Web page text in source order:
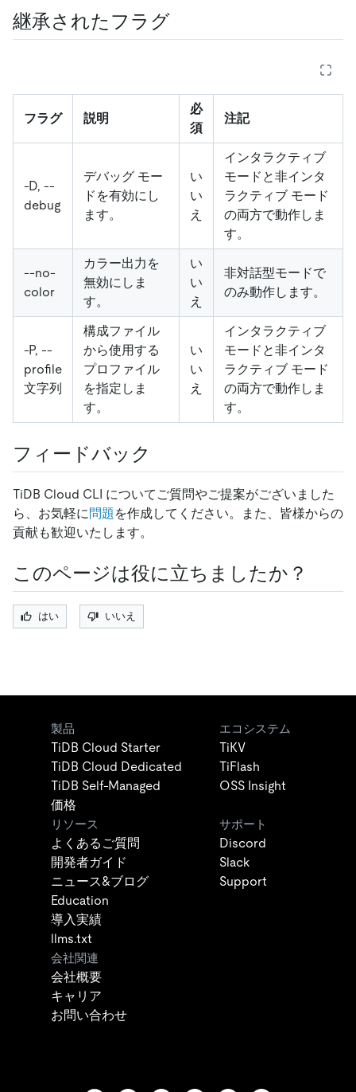
継承されたフラグ
フラグ 説明
必
須
注記
-D, --
debug
デバッグ モー
ドを有効にし
ます。
い
い
え
インタラクティブ
モードと非インタ
ラクティブ モード
の両方で動作しま
す。
--no-
color
カラー出力を
無効にしま
す。
い
い
え
非対話型モードで
のみ動作します。
-P, --
profile
文字列
構成ファイル
から使用する
プロファイル
を指定しま
す。
い
い
え
インタラクティブ
モードと非インタ
ラクティブ モード
の両方で動作しま
す。
フィードバック
TiDB Cloud CLI についてご質問やご提案がございました
ら、お気軽に問題を作成してください。また、皆様からの
貢献も歓迎いたします。
このページは役に立ちましたか？
はい いいえ
製品
TiDB Cloud Starter
TiDB Cloud Dedicated
TiDB Self-Managed
価格
エコシステム
TiKV
TiFlash
OSS Insight
リソース
よくあるご質問
開発者ガイド
ニュース&ブログ
Education
導入実績
llms.txt
サポート
Discord
Slack
Support
会社関連
会社概要
キャリア
お問い合わせ